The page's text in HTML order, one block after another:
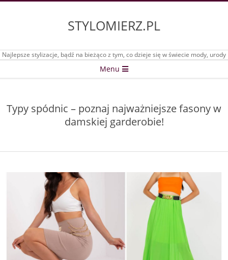
STYLOMIERZ.PL
Najlepsze stylizacje, bądź na bieżąco z tym, co dzieje się w świecie mody, urody
Menu
Typy spódnic – poznaj najważniejsze fasony w
damskiej garderobie!